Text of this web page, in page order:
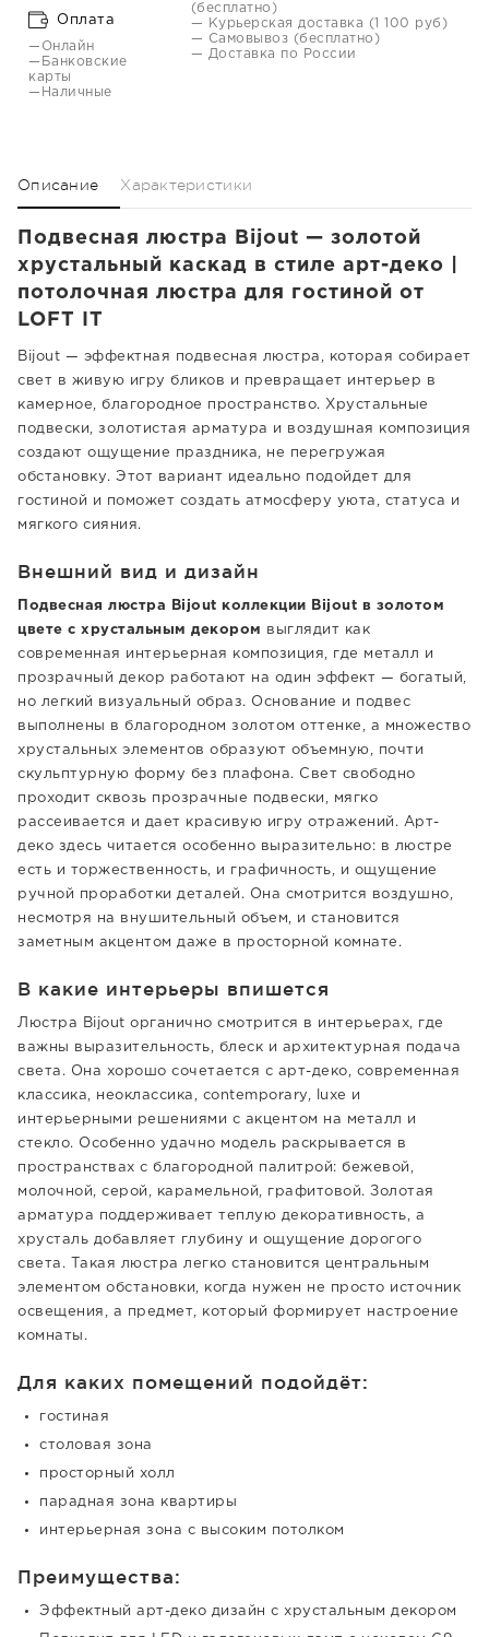
Оплата
—Онлайн
—Банковские
карты
—Наличные
(бесплатно)
— Курьерская доставка (1 100 руб)
— Самовывоз (бесплатно)
— Доставка по России
Описание Характеристики
Подвесная люстра Bijout — золотой
хрустальный каскад в стиле арт-деко |
потолочная люстра для гостиной от
LOFT IT
Bijout — эффектная подвесная люстра, которая собирает
свет в живую игру бликов и превращает интерьер в
камерное, благородное пространство. Хрустальные
подвески, золотистая арматура и воздушная композиция
создают ощущение праздника, не перегружая
обстановку. Этот вариант идеально подойдет для
гостиной и поможет создать атмосферу уюта, статуса и
мягкого сияния.
Внешний вид и дизайн
Подвесная люстра Bijout коллекции Bijout в золотом
цвете с хрустальным декором
выглядит как
современная интерьерная композиция, где металл и
прозрачный декор работают на один эффект — богатый,
но легкий визуальный образ. Основание и подвес
выполнены в благородном золотом оттенке, а множество
хрустальных элементов образуют объемную, почти
скульптурную форму без плафона. Свет свободно
проходит сквозь прозрачные подвески, мягко
рассеивается и дает красивую игру отражений. Арт-
деко здесь читается особенно выразительно: в люстре
есть и торжественность, и графичность, и ощущение
ручной проработки деталей. Она смотрится воздушно,
несмотря на внушительный объем, и становится
заметным акцентом даже в просторной комнате.
В какие интерьеры впишется
Люстра Bijout органично смотрится в интерьерах, где
важны выразительность, блеск и архитектурная подача
света. Она хорошо сочетается с арт-деко, современная
классика, неоклассика, contemporary, luxe и
интерьерными решениями с акцентом на металл и
стекло. Особенно удачно модель раскрывается в
пространствах с благородной палитрой: бежевой,
молочной, серой, карамельной, графитовой. Золотая
арматура поддерживает теплую декоративность, а
хрусталь добавляет глубину и ощущение дорогого
света. Такая люстра легко становится центральным
элементом обстановки, когда нужен не просто источник
освещения, а предмет, который формирует настроение
комнаты.
Для каких помещений подойдёт:
гостиная
столовая зона
просторный холл
парадная зона квартиры
интерьерная зона с высоким потолком
Преимущества:
Эффектный арт-деко дизайн с хрустальным декором